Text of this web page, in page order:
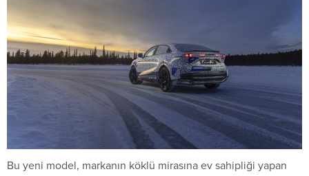
Bu yeni model, markanın köklü mirasına ev sahipliği yapan